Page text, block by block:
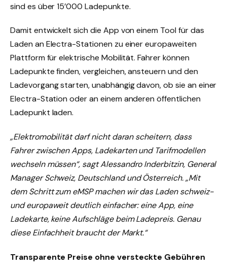
sind es über 15’000 Ladepunkte.
Damit entwickelt sich die App von einem Tool für das
Laden an Electra-Stationen zu einer europaweiten
Plattform für elektrische Mobilität. Fahrer können
Ladepunkte finden, vergleichen, ansteuern und den
Ladevorgang starten, unabhängig davon, ob sie an einer
Electra-Station oder an einem anderen öffentlichen
Ladepunkt laden.
„Elektromobilität darf nicht daran scheitern, dass
Fahrer zwischen Apps, Ladekarten und Tarifmodellen
wechseln müssen“, sagt Alessandro Inderbitzin, General
Manager Schweiz, Deutschland und Österreich. „Mit
dem Schritt zum eMSP machen wir das Laden schweiz-
und europaweit deutlich einfacher: eine App, eine
Ladekarte, keine Aufschläge beim Ladepreis. Genau
diese Einfachheit braucht der Markt.“
Transparente Preise ohne versteckte Gebühren